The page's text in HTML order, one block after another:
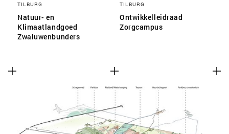
TILBURG
Natuur- en
Klimaatlandgoed
Zwaluwenbunders
TILBURG
Ontwikkelleidraad
Zorgcampus